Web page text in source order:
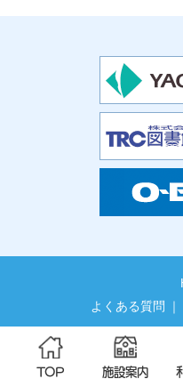
TOP 施設案内
よくある質問